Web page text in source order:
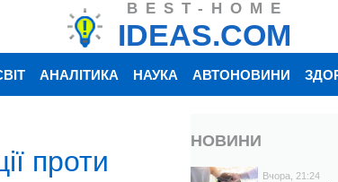
BEST-HOME
IDEAS.COM
АНАЛІТИКА НАУКА АВТОНОВИНИ
проти
НОВИНИ
Вчора, 21:24